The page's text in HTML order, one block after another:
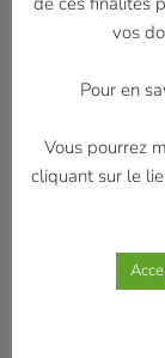
autonome
Nous vous
Les
charge de
charge de
Les
Ils sont
Nos
vos
Pour en
Vous pourrez
cliquant sur le